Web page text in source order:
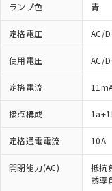
ランプ色 青
定格電圧 AC/
使用電圧 AC/
定格電流
接点構成
定格通電電流 10A
開閉能力(AC)
抵抗
誘導
条件
さい。
対応した製品が提供可
た製品に切り替える予
なし：EU RoHS指令（
非対応の商品で、対応
せん。
認中：EU RoHS指令（